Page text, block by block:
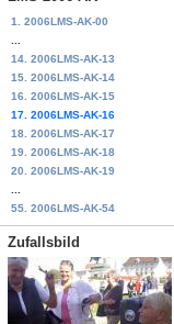
1. 2006LMS-AK-00
14. 2006LMS-AK-13
15. 2006LMS-AK-14
16. 2006LMS-AK-15
17. 2006LMS-AK-16
18. 2006LMS-AK-17
19. 2006LMS-AK-18
20. 2006LMS-AK-19
55. 2006LMS-AK-54
Zufallsbild